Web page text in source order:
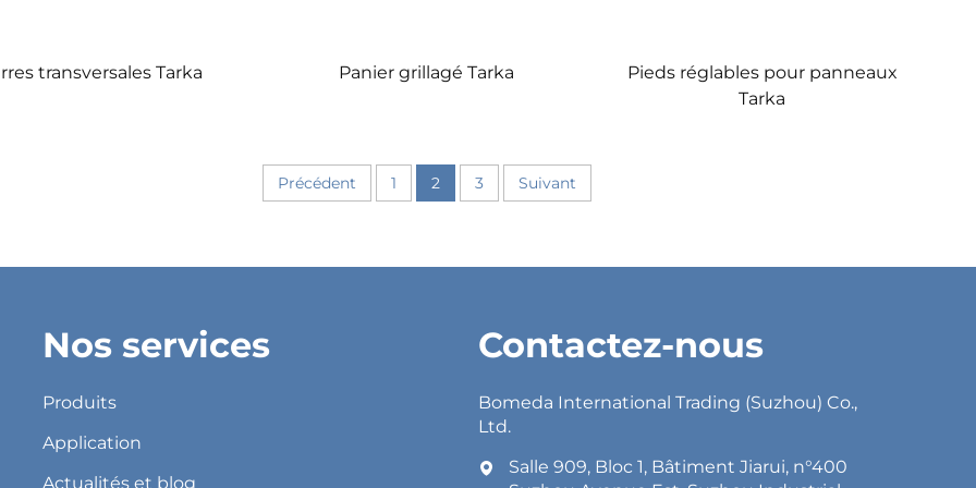
transversales Tarka Panier grillagé Tarka
Pieds réglables pour panneaux
Tarka
Précédent 1 2 3 Suivant
Nos services
Produits
Application
Actualités et blog
Contactez-nous
Bomeda International Trading (Suzhou) Co.,
Ltd.
Salle 909, Bloc 1, Bâtiment Jiarui, n°400